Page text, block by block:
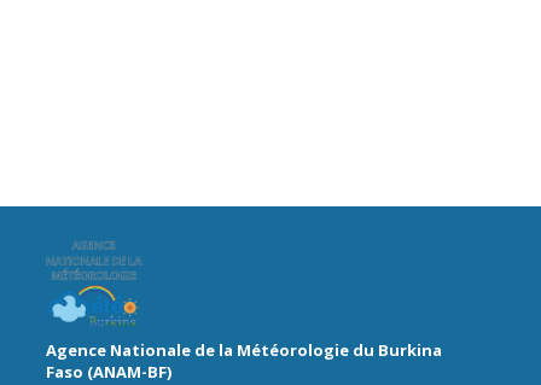
Agence Nationale de la Météorologie du Burkina
Faso (ANAM-BF)